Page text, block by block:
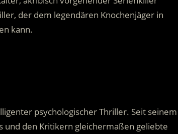
der dem legendären Knochenjäger in
kann.
psychologischer Thriller. Seit seinem
und den Kritikern gleichermaßen geliebte